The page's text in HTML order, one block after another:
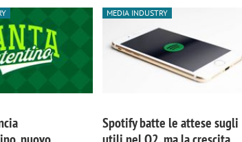
MEDIA INDUSTRY
Spotify batte le attese sugli